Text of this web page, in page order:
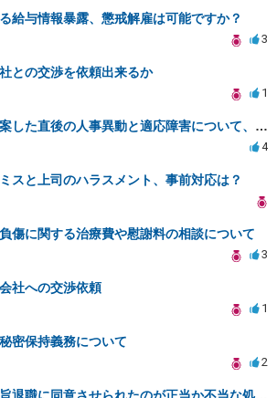
給与情報暴露、懲戒解雇は可能ですか？
3
との交渉を依頼出来るか
1
業務改善を提案した直後の人事異動と適応障害について、法的に問題があるか相談したいです。
4
スと上司のハラスメント、事前対応は？
傷に関する治療費や慰謝料の相談について
3
社への交渉依頼
1
密保持義務について
2